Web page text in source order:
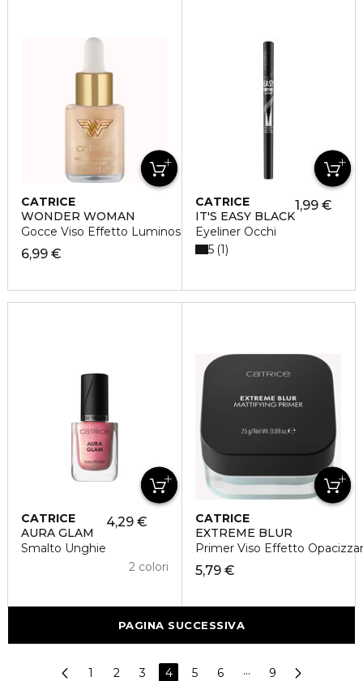
CATRICE
WONDER WOMAN
Gocce Viso Effetto Luminoso
6,99 €
CATRICE
IT'S EASY BLACK
Eyeliner Occhi
1,99 €
5 1
CATRICE
AURA GLAM
Smalto Unghie
4,29 €
2 colori
CATRICE
EXTREME BLUR
Primer Viso Effetto
5,79 €
PAGINA SUCCESSIVA
1 2 3 4 5 6 ··· 9